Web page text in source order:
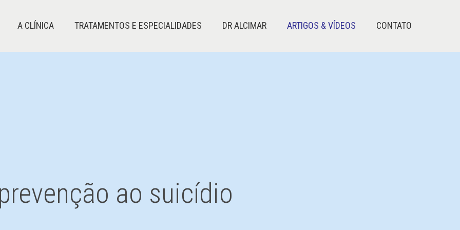
A CLÍNICA TRATAMENTOS E ESPECIALIDADES DR ALCIMAR ARTIGOS & VÍDEOS CONTATO
ao suicídio